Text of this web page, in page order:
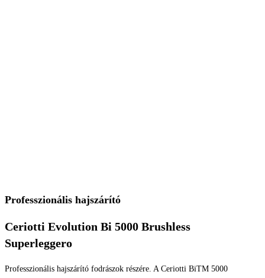
Professzionális hajszárító
Ceriotti Evolution Bi 5000 Brushless
Superleggero
Professzionális hajszárító fodrászok részére. A Ceriotti BiTM 5000